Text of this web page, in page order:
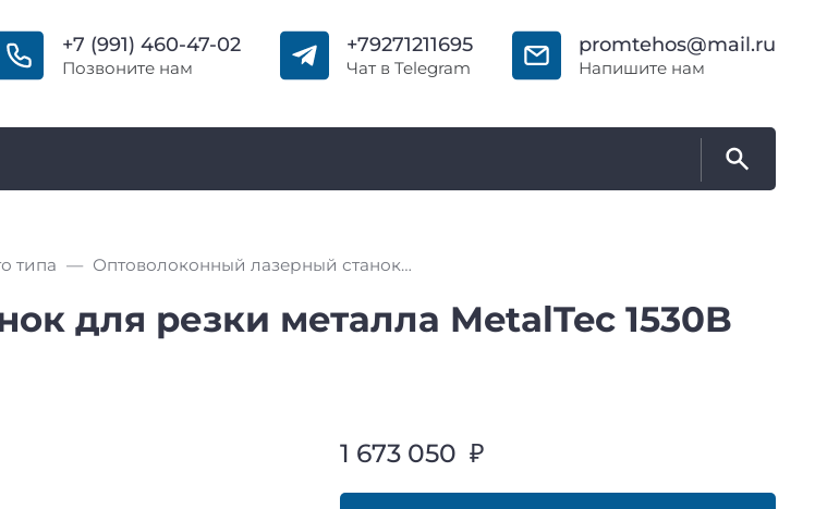
+7 (991) 460-47-02
Позвоните нам
+79271211695
Чат в Telegram
promtehos@mail.ru
Напишите нам
типа Оптоволоконный лазерный станок для резки металла MetalTec 1530B (1500 Вт)
для резки металла MetalTec 1530B
1 673 050 ₽